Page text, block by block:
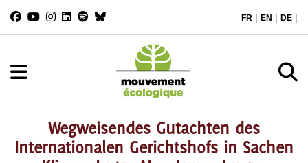
FR | EN | DE |
Wegweisendes Gutachten des
Internationalen Gerichtshofs in Sachen